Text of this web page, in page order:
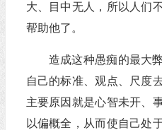
大、目中无人，所以人们
帮助他了。
造成这种愚痴的最大
自己的标准、观点、尺度
主要原因就是心智未开、
以偏概全，从而使自己处